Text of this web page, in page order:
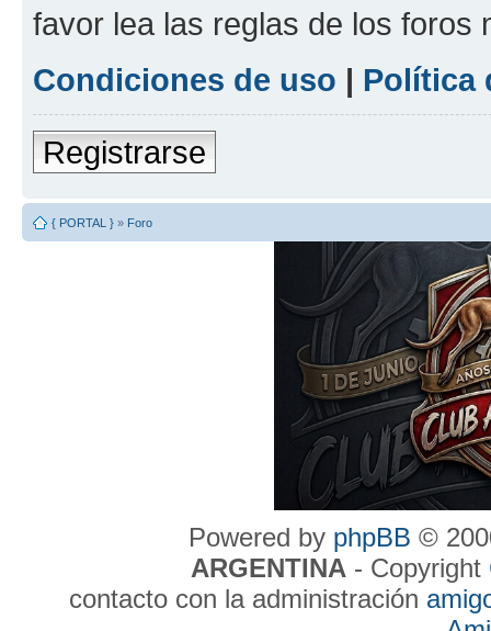
favor lea las reglas de los foros
Condiciones de uso | Política
Registrarse
{ PORTAL } » Foro
Powered by phpBB ©
ARGENTINA- Copyright
contacto con la administración